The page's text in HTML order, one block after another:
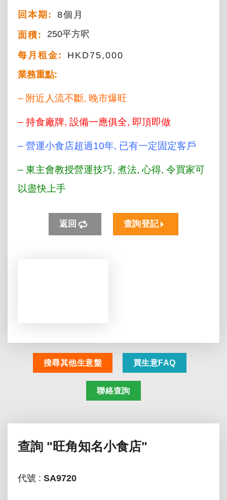
回本期:
8個月
面積:
250平方呎
每月租金:
HKD75,000
業務重點:
– 附近人流不斷, 晚市爆旺
– 持食廠牌, 設備一應俱全, 即頂即做
– 營運小食店超過10年, 已有一定固定客戶
– 東主會教授營運技巧, 煮法, 心得, 令買家可
以盡快上手
返回 查詢登記
搜尋其他生意盤 買生意FAQ
聯絡查詢
查詢 "旺角知名小食店"
代號 : SA9720